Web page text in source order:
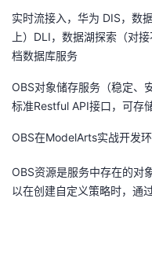
实时流接入，华为 DIS，数
上）DLI，数据湖探索（对
档数据库服务
OBS对象储存服务（稳定、
标准Restful API接口，可存
OBS在ModelArts实战开发
OBS资源是服务中存在的对
以在创建自定义策略时，通